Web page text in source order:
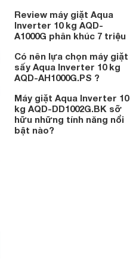
Review máy giặt Aqua
Inverter 10 kg AQD-
A1000G phân khúc 7 triệu
Có nên lựa chọn máy giặt
sấy Aqua Inverter 10 kg
AQD-AH1000G.PS ?
Máy giặt Aqua Inverter 10
kg AQD-DD1002G.BK sỡ
hữu những tính năng nổi
bật nào?